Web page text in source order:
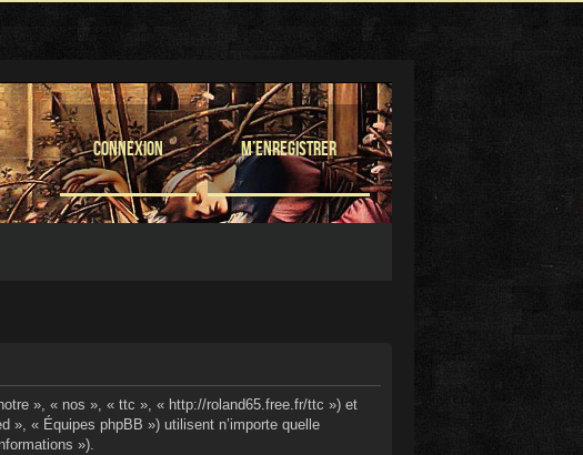
Connexion M’enregistrer
», « nos », « ttc », « http://roland65.free.fr/ttc ») et
», « Équipes phpBB ») utilisent n’importe quelle
»).